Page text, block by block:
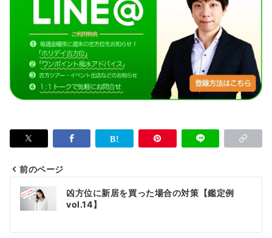
投
稿
前のページ
凶方位に新居を買った場合の対策【鑑定例
vol.14】